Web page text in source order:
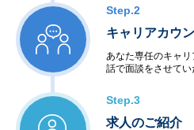
Step.2
キャリアカウ
あなた専任のキャ
話で面談をさせてい
Step.3
求人のご紹介